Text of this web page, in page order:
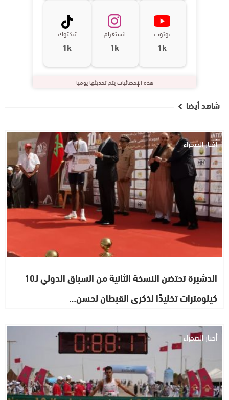
يوتوب
1k
انستغرام
1k
تيكتوك
1k
هذه الإحصائيات يتم تحديثها يوميا
شاهد أيضا
أخبار الصحراء
الدشيرة تحتضن النسخة الثانية من السباق الدولي لـ10
كيلومترات تخليدًا لذكرى القبطان لحسن…
أخبار الصحراء